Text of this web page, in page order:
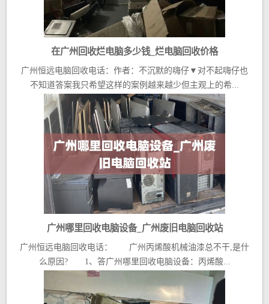
在广州回收烂电脑多少钱_烂电脑回收价格
广州恒远电脑回收电话：作者：不沉默的嗨仔▼对不起嗨仔也
不知道答案我只希望这样的案例越来越少但主观上的希...
广州哪里回收电脑设备_广州废旧电脑回收站
广州恒远电脑回收电话： 广州丙烯酸机械油漆总不干,是什
么原因? 1、答广州哪里回收电脑设备：丙烯酸...